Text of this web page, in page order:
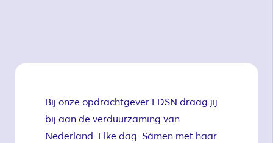
Bij onze opdrachtgever EDSN draag jij
bij aan de verduurzaming van
Nederland. Elke dag. Sámen met haar